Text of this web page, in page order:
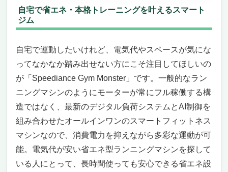
自宅で省エネ・本格トレーニングを叶えるスマート
ジム
自宅で運動したいけれど、電気代やスペースが気にな
ってなかなか踏み出せない方にこそ注目してほしいの
が「Speediance Gym Monster」です。一般的なラン
ニングマシンのようにモーターが常にフル稼働する構
造ではなく、最新のデジタル負荷システムとAI制御を
組み合わせたオールインワンのスマートフィットネス
マシンなので、消費電力を抑えながら多彩な運動が可
能。電気代が安い省エネ型ランニングマシンを探して
いる人にとって、長時間使っても安心できる省エネ設